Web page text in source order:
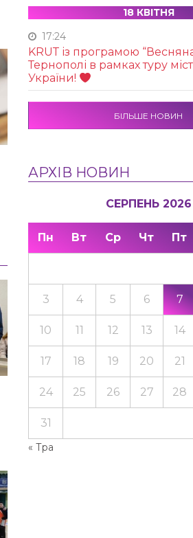
18 КВІТНЯ
17:24
KRUТ із програмою
Тернополі в рамках туру
України!
БІЛЬШЕ НОВИН
АРХІВ НОВИН
СЕРПЕНЬ 2026
Пн Вт Ср Чт Пт
« Тра
3 4 5 6 7
10 11 12 13 14
17 18 19 20 21
24 25 26 27 28
31